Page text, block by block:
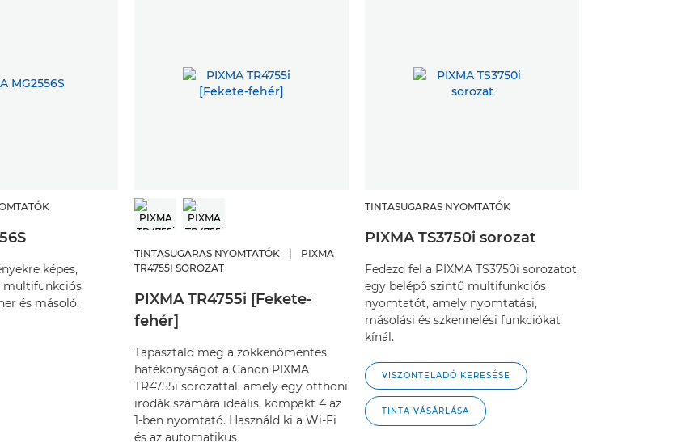
képes,
és másoló.
TINTASUGARAS NYOMTATÓK
PIXMA
TR4755I SOROZAT
PIXMA TR4755i [Fekete-
fehér]
Tapasztald meg a zökkenőmentes
hatékonyságot a Canon PIXMA
TR4755i sorozattal, amely egy otthoni
irodák számára ideális, kompakt 4 az
1-ben nyomtató. Használd ki a Wi-Fi
és az automatikus
TINTASUGARAS NYOMTATÓK
PIXMA TS3750i sorozat
Fedezd fel a PIXMA TS3750i sorozatot,
egy belépő szintű multifunkciós
nyomtatót, amely nyomtatási,
másolási és szkennelési funkciókat
kínál.
VISZONTELADÓ KERESÉSE
TINTA VÁSÁRLÁSA